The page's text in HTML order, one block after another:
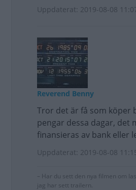
Uppdaterat: 2019-08-08
Reverend Benny
Tror det är få som köper
pengar dessa dagar, det
finansieras av bank eller
Uppdaterat: 2019-08-08
– Har du sett den nya filmen om
jag har sett trailern.